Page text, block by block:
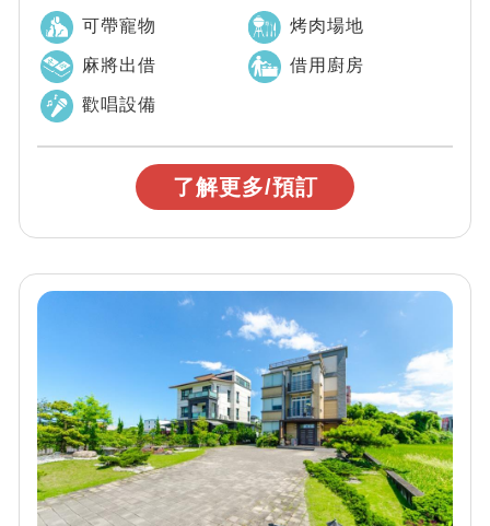
旗艦一館，質感奢華城堡美學，專屬...
可帶寵物 烤肉場地
麻將出借 借用廚房
歡唱設備
了解更多/預訂